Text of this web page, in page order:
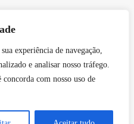
experiência de navegação,
e analisar nosso tráfego.
com nosso uso de